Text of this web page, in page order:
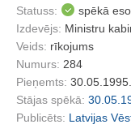
Statuss:
spēkā
Izdevējs: Ministru
Veids: rīkojums
Numurs: 284
Pieņemts: 30.05.1995.
Stājas spēkā:
Publicēts: Latvijas